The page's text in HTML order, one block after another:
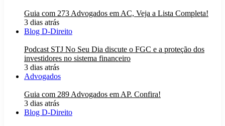
Guia com 273 Advogados em AC, Veja a Lista Completa!
3 dias atrás
Blog D-Direito
Podcast STJ No Seu Dia discute o FGC e a proteção dos
investidores no sistema financeiro
3 dias atrás
Advogados
Guia com 289 Advogados em AP. Confira!
3 dias atrás
Blog D-Direito